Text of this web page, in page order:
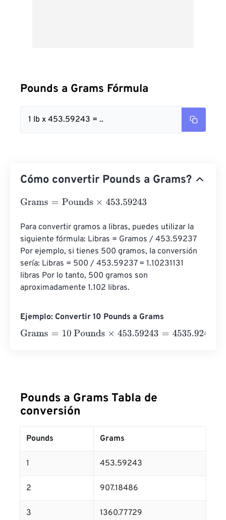
Pounds a Grams Fórmula
1 lb x 453.59243 = ..
Cómo convertir Pounds a Grams?
Grams= Pounds×453.59243
Para convertir gramos a libras, puedes utilizar la
siguiente fórmula: Libras = Gramos / 453.59237
Por ejemplo, si tienes 500 gramos, la conversión
sería: Libras = 500 / 453.59237 = 1.10231131
libras Por lo tanto, 500 gramos son
aproximadamente 1.102 libras.
Ejemplo: Convertir 10 Pounds a Grams
Grams= 10 Pounds×453.59243=4535.9243 Grams
Pounds a Grams Tabla de
conversión
Pounds Grams
1 453.59243
2 907.18486
3 1360.77729